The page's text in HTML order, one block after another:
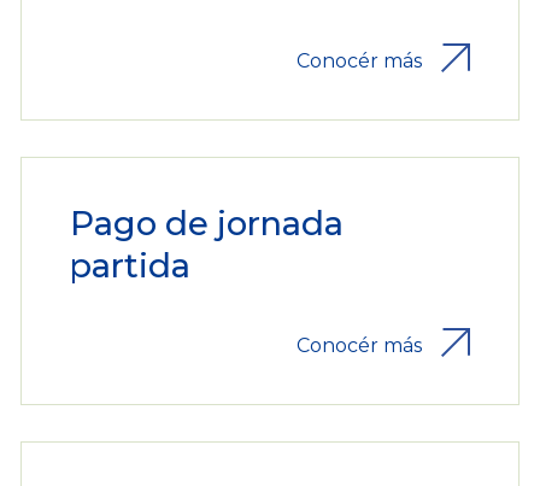
Conocér más
Pago de jornada
partida
Conocér más